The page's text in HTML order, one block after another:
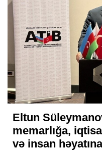
Eltun
memarlığa,
və insan